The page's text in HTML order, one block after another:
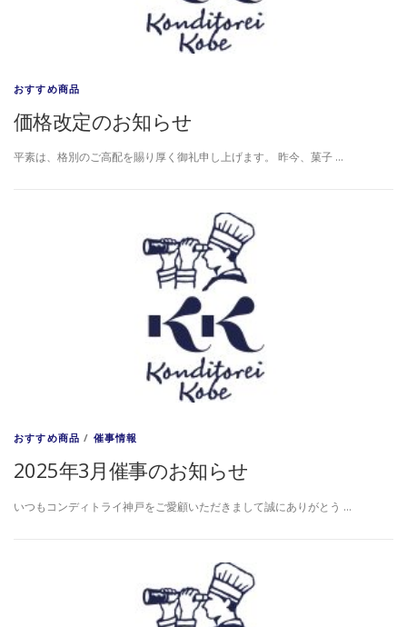
おすすめ商品
価格改定のお知らせ
平素は、格別のご高配を賜り厚く御礼申し上げます。 昨今、菓子 …
おすすめ商品 / 催事情報
2025年3月催事のお知らせ
いつもコンディトライ神戸をご愛顧いただきまして誠にありがとう …